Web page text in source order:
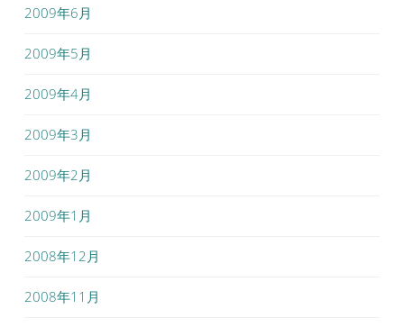
2009年6月
2009年5月
2009年4月
2009年3月
2009年2月
2009年1月
2008年12月
2008年11月